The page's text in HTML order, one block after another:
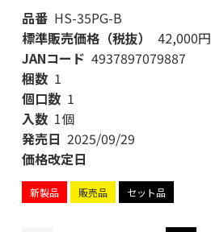
品番 HS-35PG-B
標準販売価格（税抜）
42,000円
JANコード 4937897079887
梱数 1
個口数 1
入数 1個
発売日 2025/09/29
価格改定日
新製品 販売品 セット品